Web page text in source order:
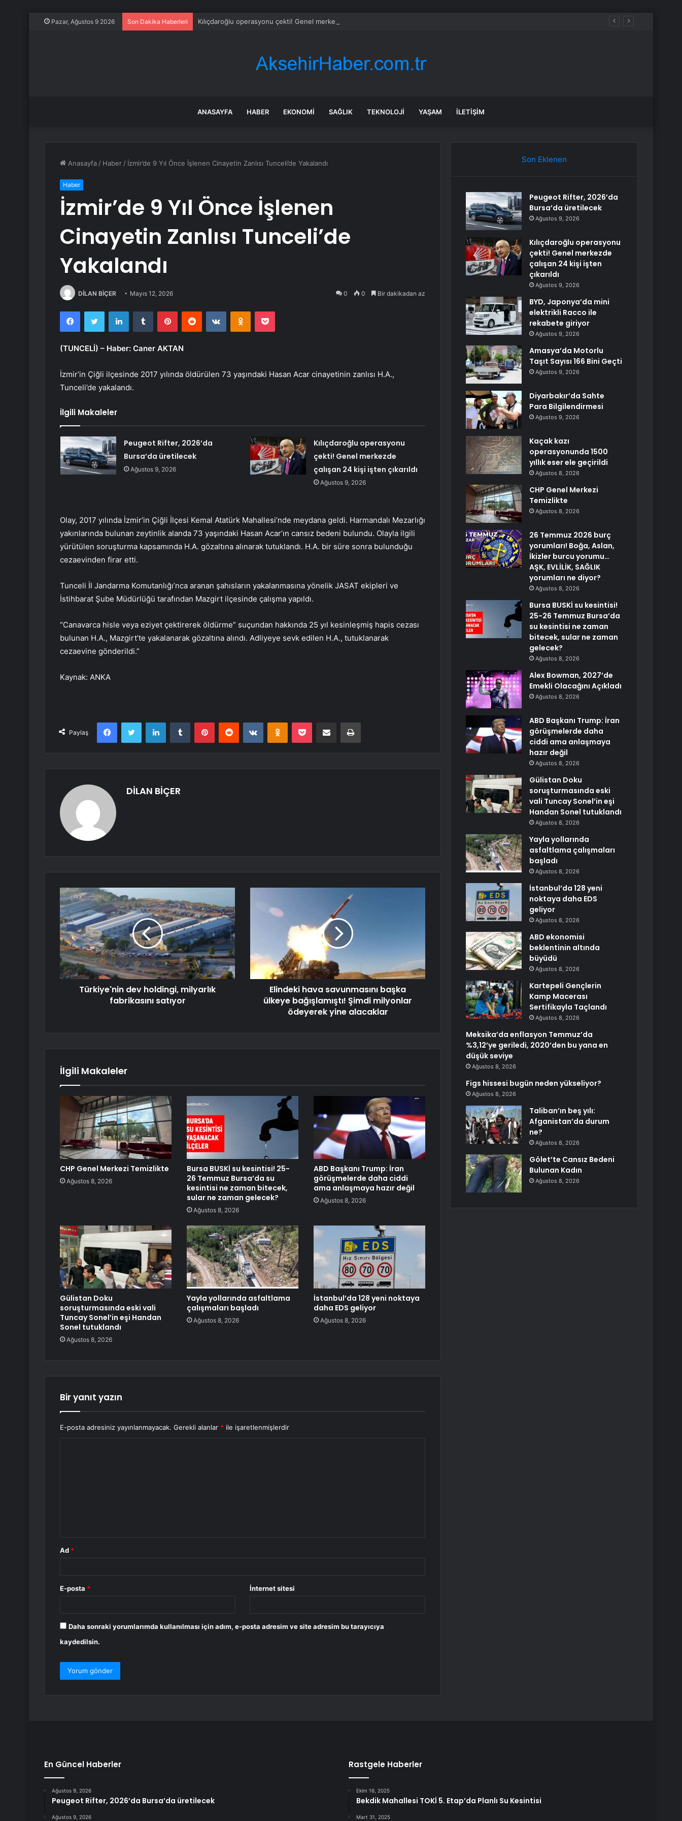
Pazar, Ağustos 9 2026 Son Dakika Haberleri Kılıçdaroğlu operasyonu çekti! Genel merkezde çalışan 24 kişi işten çıkarıldı
ANASAYFA HABER EKONOMI SAĞLIK TEKNOLOJI YAŞAM İLETIŞIM
Anasayfa / Haber / İzmir’de 9 Yıl Önce İşlenen Cinayetin Zanlısı Tunceli’de Yakalandı
Haber
İzmir’de 9 Yıl Önce İşlenen
Cinayetin Zanlısı Tunceli’de
Yakalandı
DİLAN BİÇER Mayıs 12, 2026 0 0 Bir dakikadan az
FacebookTwitter LinkedInTumblr PinterestReddit VKontakteOdnoklassniki
Pocket
(TUNCELİ) – Haber: Caner AKTAN
İzmir’in Çiğli ilçesinde 2017 yılında öldürülen 73 yaşındaki Hasan Acar cinayetinin zanlısı H.A.,
Tunceli’de yakalandı.
İlgili Makaleler
Peugeot Rifter, 2026’da
Bursa’da üretilecek
Ağustos 9, 2026
Kılıçdaroğlu operasyonu
çekti! Genel merkezde
çalışan 24 kişi işten çıkarıldı
Ağustos 9, 2026
Olay, 2017 yılında İzmir’in Çiğli İlçesi Kemal Atatürk Mahallesi’nde meydana geldi. Harmandalı Mezarlığı
yakınlarında bulunan zeytinlik alanda 73 yaşındaki Hasan Acar’ın cansız bedeni bulundu. Olayla ilgili
yürütülen soruşturma kapsamında H.A. gözaltına alınarak tutuklandı. H.A. bir süre sonra bulunduğu
cezaevinden firar etti.
Tunceli İl Jandarma Komutanlığı’nca aranan şahısların yakalanmasına yönelik JASAT ekipleri ve
İstihbarat Şube Müdürlüğü tarafından Mazgirt ilçesinde çalışma yapıldı.
“Canavarca hisle veya eziyet çektirerek öldürme” suçundan hakkında 25 yıl kesinleşmiş hapis cezası
bulunan H.A., Mazgirt’te yakalanarak gözaltına alındı. Adliyeye sevk edilen H.A., tutuklanarak
cezaevine gönderildi.”
Kaynak: ANKA
Paylaş
FacebookTwitter LinkedInTumblr PinterestReddit VKontakteOdnoklassniki
Pocket E-Posta ile paylaş Yazdır
DİLAN BİÇER
Türkiye'nin dev holdingi, milyarlık
fabrikasını satıyor
Elindeki hava savunmasını başka
ülkeye bağışlamıştı! Şimdi milyonlar
ödeyerek yine alacaklar
İlgili Makaleler
CHP Genel Merkezi Temizlikte
Ağustos 8, 2026
Bursa BUSKİ su kesintisi! 25-
26 Temmuz Bursa’da su
kesintisi ne zaman bitecek,
sular ne zaman gelecek?
Ağustos 8, 2026
ABD Başkanı Trump: İran
görüşmelerde daha ciddi
ama anlaşmaya hazır değil
Ağustos 8, 2026
Gülistan Doku
soruşturmasında eski vali
Tuncay Sonel’in eşi Handan
Sonel tutuklandı
Ağustos 8, 2026
Yayla yollarında asfaltlama
çalışmaları başladı
Ağustos 8, 2026
İstanbul’da 128 yeni noktaya
daha EDS geliyor
Ağustos 8, 2026
Bir yanıt yazın
E-posta adresiniz yayınlanmayacak. Gerekli alanlar * ile işaretlenmişlerdir
Ad *
E-posta * İnternet sitesi
Daha sonraki yorumlarımda kullanılması için adım, e-posta adresim ve site adresim bu tarayıcıya
kaydedilsin.
Son Eklenen
Peugeot Rifter, 2026’da
Bursa’da üretilecek
Ağustos 9, 2026
Kılıçdaroğlu operasyonu
çekti! Genel merkezde
çalışan 24 kişi işten
çıkarıldı
Ağustos 9, 2026
BYD, Japonya’da mini
elektrikli Racco ile
rekabete giriyor
Ağustos 9, 2026
Amasya’da Motorlu
Taşıt Sayısı 166 Bini Geçti
Ağustos 9, 2026
Diyarbakır’da Sahte
Para Bilgilendirmesi
Ağustos 9, 2026
Kaçak kazı
operasyonunda 1500
yıllık eser ele geçirildi
Ağustos 8, 2026
CHP Genel Merkezi
Temizlikte
Ağustos 8, 2026
26 Temmuz 2026 burç
yorumları! Boğa, Aslan,
İkizler burcu yorumu…
AŞK, EVLİLİK, SAĞLIK
yorumları ne diyor?
Ağustos 8, 2026
Bursa BUSKİ su kesintisi!
25-26 Temmuz Bursa’da
su kesintisi ne zaman
bitecek, sular ne zaman
gelecek?
Ağustos 8, 2026
Alex Bowman, 2027’de
Emekli Olacağını Açıkladı
Ağustos 8, 2026
ABD Başkanı Trump: İran
görüşmelerde daha
ciddi ama anlaşmaya
hazır değil
Ağustos 8, 2026
Gülistan Doku
soruşturmasında eski
vali Tuncay Sonel’in eşi
Handan Sonel tutuklandı
Ağustos 8, 2026
Yayla yollarında
asfaltlama çalışmaları
başladı
Ağustos 8, 2026
İstanbul’da 128 yeni
noktaya daha EDS
geliyor
Ağustos 8, 2026
ABD ekonomisi
beklentinin altında
büyüdü
Ağustos 8, 2026
Kartepeli Gençlerin
Kamp Macerası
Sertifikayla Taçlandı
Ağustos 8, 2026
Meksika’da enflasyon Temmuz’da
%3,12’ye geriledi, 2020’den bu yana en
düşük seviye
Ağustos 8, 2026
Figs hissesi bugün neden yükseliyor?
Ağustos 8, 2026
Taliban’ın beş yılı:
Afganistan’da durum
ne?
Ağustos 8, 2026
Gölet’te Cansız Bedeni
Bulunan Kadın
Ağustos 8, 2026
En Güncel Haberler
Ağustos 9, 2026
Peugeot Rifter, 2026’da Bursa’da üretilecek
Ağustos 9, 2026
Rastgele Haberler
Ekim 16, 2025
Bekdik Mahallesi TOKİ 5. Etap’da Planlı Su Kesintisi
Mart 31, 2025